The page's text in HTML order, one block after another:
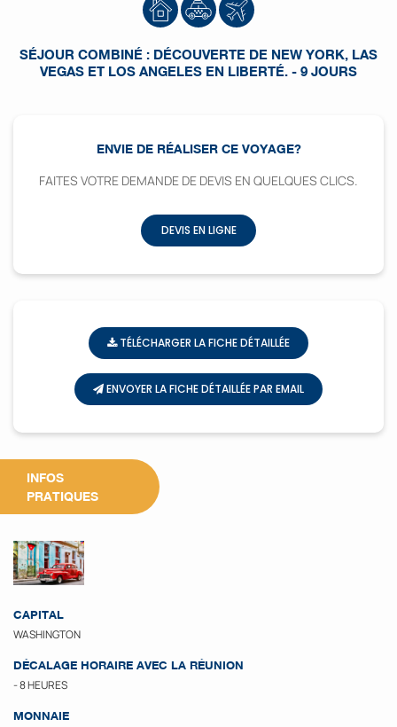
SÉJOUR COMBINÉ : DÉCOUVERTE DE NEW YORK, LAS
VEGAS ET LOS ANGELES EN LIBERTÉ. - 9 JOURS
ENVIE DE RÉALISER CE VOYAGE?
FAITES VOTRE DEMANDE DE DEVIS EN QUELQUES CLICS.
DEVIS EN LIGNE
TÉLÉCHARGER LA FICHE DÉTAILLÉE
ENVOYER LA FICHE DÉTAILLÉE PAR EMAIL
INFOS
PRATIQUES
CAPITAL
WASHINGTON
DÉCALAGE HORAIRE AVEC LA RÉUNION
- 8 HEURES
MONNAIE